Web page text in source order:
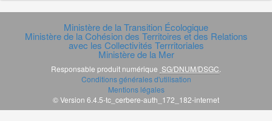
Ministère de la Transition Écologique
Ministère de la Cohésion des Territoires et des Relations
avec les Collectivités Terrritoriales
Ministère de la Mer
Responsable produit numérique SG/DNUM/DSGC
Conditions générales d'utilisation
Mentions légales
© Version 6.4.5-tc_cerbere-auth_172_182-internet